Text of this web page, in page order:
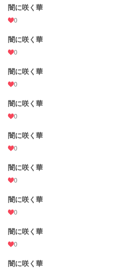
闇に咲く華
0
闇に咲く華
0
闇に咲く華
0
闇に咲く華
0
闇に咲く華
0
闇に咲く華
0
闇に咲く華
0
闇に咲く華
0
闇に咲く華